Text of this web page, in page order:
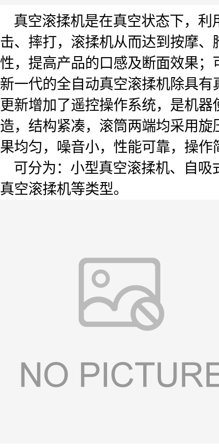
真空滚揉机是在真空状态下，利
击、摔打，滚揉机从而达到按摩
性，提高产品的口感及断面效果
新一代的全自动真空滚揉机除具
更新增加了遥控操作系统，是机
造，结构紧凑，滚筒两端均采用
果均匀，噪音小，性能可靠，操
可分为：小型真空滚揉机、自吸
真空滚揉机等类型。